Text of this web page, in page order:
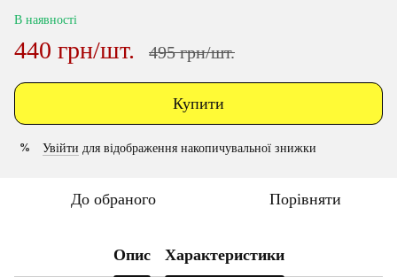
В наявності
440 грн/шт. 495 грн/шт.
Купити
% Увійти для відображення накопичувальної знижки
До обраного Порівняти
Опис Характеристики